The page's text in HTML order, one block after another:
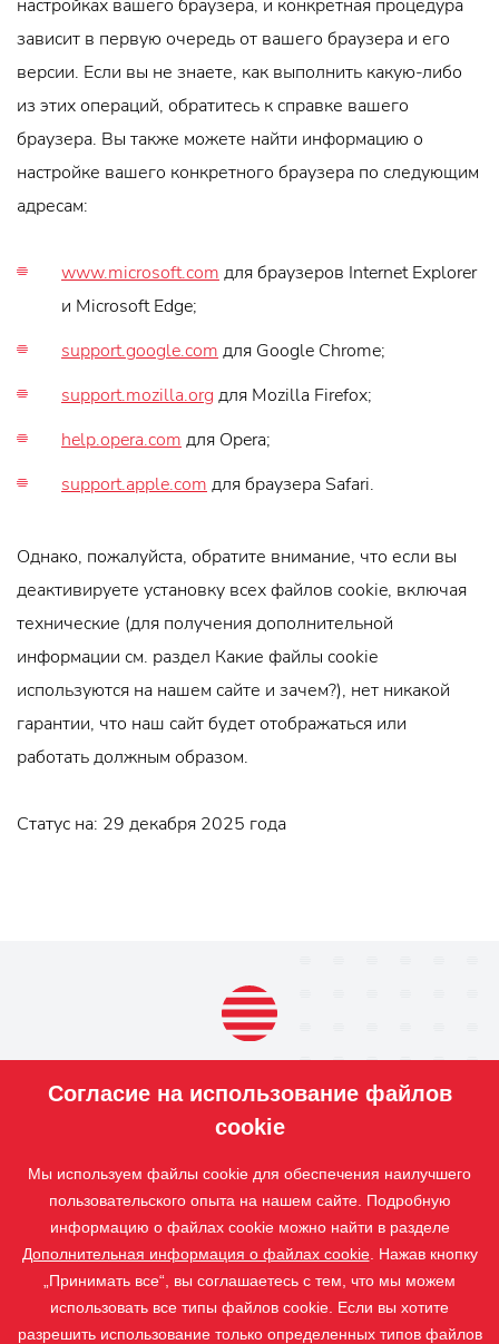
настройках вашего браузера, и конкретная процедура
зависит в первую очередь от вашего браузера и его
версии. Если вы не знаете, как выполнить какую-либо
из этих операций, обратитесь к справке вашего
браузера. Вы также можете найти информацию о
настройке вашего конкретного браузера по следующим
адресам:
www.microsoft.com для браузеров Internet Explorer
и Microsoft Edge;
support.google.com для Google Chrome;
support.mozilla.org для Mozilla Firefox;
help.opera.com для Opera;
support.apple.com для браузера Safari.
Однако, пожалуйста, обратите внимание, что если вы
деактивируете установку всех файлов cookie, включая
технические (для получения дополнительной
информации см. раздел Какие файлы cookie
используются на нашем сайте и зачем?), нет никакой
гарантии, что наш сайт будет отображаться или
работать должным образом.
Статус на: 29 декабря 2025 года
ПРОДУКЦИЯ
ISOTRA
КОНТАКТ
Согласие на использование файлов
cookie
Мы используем файлы cookie для обеспечения наилучшего
пользовательского опыта на нашем сайте. Подробную
информацию о файлах cookie можно найти в разделе
Дополнительная информация о файлах cookie. Нажав кнопку
„Принимать все“, вы соглашаетесь с тем, что мы можем
использовать все типы файлов cookie. Если вы хотите
разрешить использование только определенных типов файлов